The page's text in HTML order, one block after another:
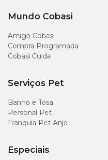
Mundo Cobasi
Amigo Cobasi
Compra Programada
Cobasi Cuida
Serviços Pet
Banho e Tosa
Personal Pet
Franquia Pet Anjo
Especiais